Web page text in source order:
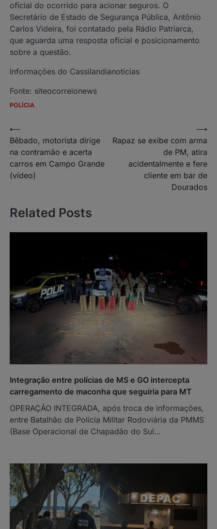
oficial do ocorrido para acionar seguros. O
Secretário de Estado de Segurança Pública, Antônio
Carlos Videira, foi contatado pela Rádio Patriarca,
que aguarda uma resposta oficial e posicionamento
sobre a questão.
Informações do Cassilandianoticias
Fonte: siteocorreionews
POLÍCIA
Navegação
de
Post
⟵
Bêbado, motorista dirige
na contramão e acerta
carros em Campo Grande
(vídeo)
Rapaz se exibe com arma
de PM, atira
acidentalmente e fere
cliente em bar de
Dourados
⟶
Related Posts
Integração entre polícias de MS e GO intercepta
carregamento de maconha que seguiria para MT
OPERAÇÃO INTEGRADA, após troca de informações,
entre Batalhão de Polícia Militar Rodoviária da PMMS
(Base Operacional de Chapadão do Sul…